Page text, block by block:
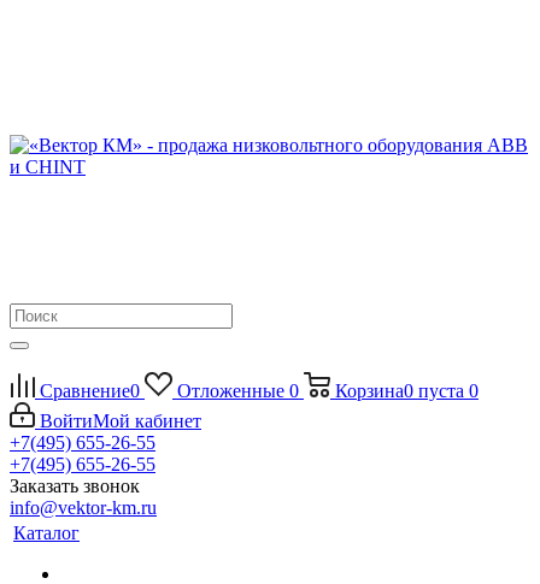
Сравнение0 Отложенные 0 Корзина0 пуста 0
ВойтиМой кабинет
+7(495) 655-26-55
+7(495) 655-26-55
Заказать звонок
info@vektor-km.ru
Каталог